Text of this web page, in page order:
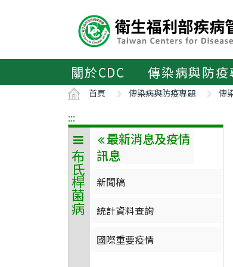
區
關於CDC 傳染病與防疫
首頁 傳染病與防疫專題 傳
:::
布氏桿菌病
最新消息及疫情
訊息
新聞稿
統計資料查詢
國際重要疫情